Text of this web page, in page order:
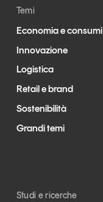
Temi
Economia e consumi
Innovazione
Logistica
Retail e brand
Sostenibilità
Grandi temi
Studi e ricerche